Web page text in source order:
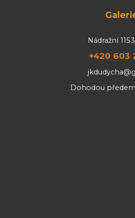
Galerie
Nádražní
+420 603
Dohodou